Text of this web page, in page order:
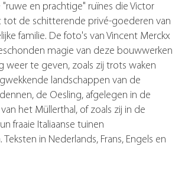
en prachtige" ruïnes die Victor
tot de schitterende privé-goederen van
familie. De foto's van Vincent Merckx
magie van deze bouwwerken
weer te geven, zoals zij trots waken
landschappen van de
de Oesling, afgelegen in de
het Müllerthal, of zoals zij in de
fraaie Italiaanse tuinen
in Nederlands, Frans, Engels en